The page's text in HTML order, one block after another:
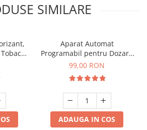
SIMILARE
Aparat Automat
Programabil pentru Dozare
Spray Aerosol, Good Scent,
99,00 RON
ADAUGA IN COS